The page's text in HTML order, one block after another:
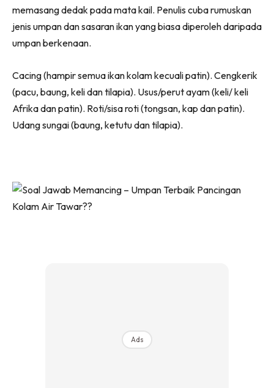
memasang dedak pada mata kail. Penulis cuba rumuskan
jenis umpan dan sasaran ikan yang biasa diperoleh daripada
umpan berkenaan.
Cacing (hampir semua ikan kolam kecuali patin). Cengkerik
(pacu, baung, keli dan tilapia). Usus/perut ayam (keli/ keli
Afrika dan patin). Roti/sisa roti (tongsan, kap dan patin).
Udang sungai (baung, ketutu dan tilapia).
Ads